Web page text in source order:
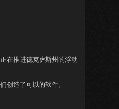
在推进德克萨斯州的浮动
创造了可以的软件。